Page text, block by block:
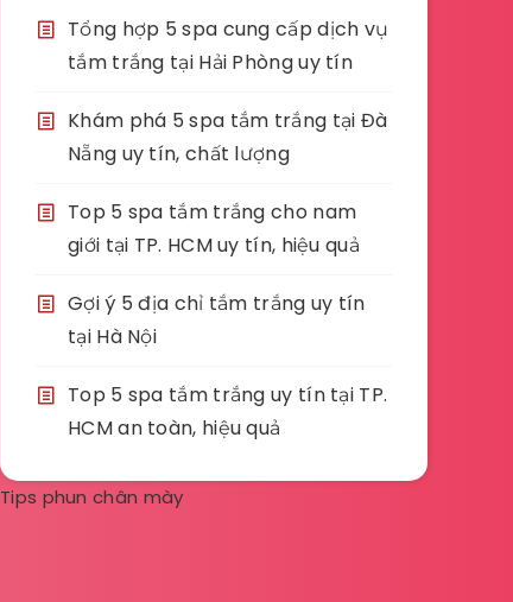
Tổng hợp 5 spa cung cấp dịch vụ
tắm trắng tại Hải Phòng uy tín
Khám phá 5 spa tắm trắng tại Đà
Nẵng uy tín, chất lượng
Top 5 spa tắm trắng cho nam
giới tại TP. HCM uy tín, hiệu quả
Gợi ý 5 địa chỉ tắm trắng uy tín
tại Hà Nội
Top 5 spa tắm trắng uy tín tại TP.
HCM an toàn, hiệu quả
Tips phun chân mày